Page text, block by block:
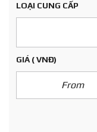
LOẠI CUNG CẤP
GIÁ ( VNĐ)